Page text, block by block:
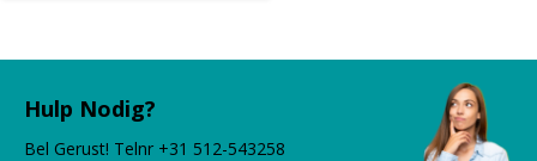
Hulp Nodig?
Bel Gerust! Telnr +31 512-543258